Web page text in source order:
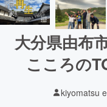
大分県由布
こころの
kiyomatsu